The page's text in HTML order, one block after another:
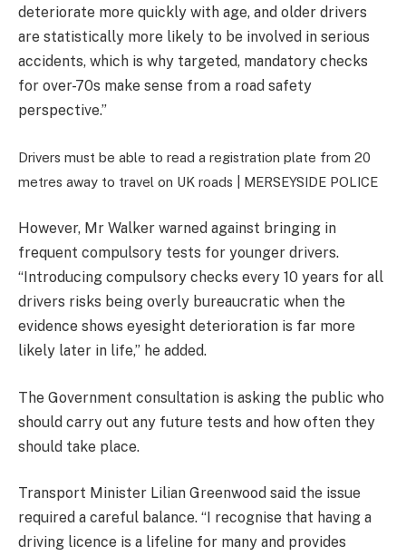
deteriorate more quickly with age, and older drivers
are statistically more likely to be involved in serious
accidents, which is why targeted, mandatory checks
for over-70s make sense from a road safety
perspective.”
Drivers must be able to read a registration plate from 20
metres away to travel on UK roads | MERSEYSIDE POLICE
However, Mr Walker warned against bringing in
frequent compulsory tests for younger drivers.
“Introducing compulsory checks every 10 years for all
drivers risks being overly bureaucratic when the
evidence shows eyesight deterioration is far more
likely later in life,” he added.
The Government consultation is asking the public who
should carry out any future tests and how often they
should take place.
Transport Minister Lilian Greenwood said the issue
required a careful balance. “I recognise that having a
driving licence is a lifeline for many and provides